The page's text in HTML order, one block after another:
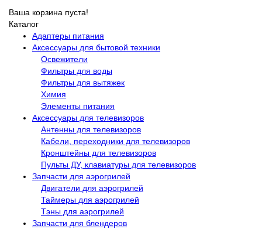
Ваша корзина пуста!
Каталог
Адаптеры питания
Аксессуары для бытовой техники
Освежители
Фильтры для воды
Фильтры для вытяжек
Химия
Элементы питания
Аксессуары для телевизоров
Антенны для телевизоров
Кабели, переходники для телевизоров
Кронштейны для телевизоров
Пульты ДУ, клавиатуры для телевизоров
Запчасти для аэрогрилей
Двигатели для аэрогрилей
Таймеры для аэрогрилей
Тэны для аэрогрилей
Запчасти для блендеров